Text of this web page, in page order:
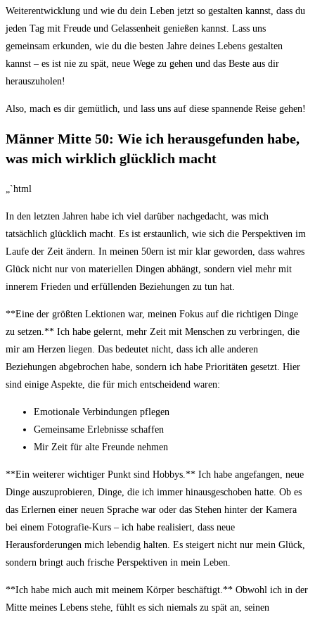
Weiterentwicklung und wie du dein Leben jetzt so gestalten kannst, dass du
jeden Tag mit Freude und Gelassenheit genießen kannst. Lass uns
gemeinsam erkunden, wie du die besten Jahre deines Lebens gestalten
kannst – es ist nie zu spät, neue Wege zu gehen und das Beste aus dir
herauszuholen!
Also, mach es dir gemütlich, und lass uns auf diese spannende Reise gehen!
Männer Mitte 50: Wie ich herausgefunden habe,
was mich wirklich glücklich macht
„`html
In den letzten Jahren habe ich viel darüber nachgedacht, was mich
tatsächlich glücklich macht. Es ist erstaunlich, wie sich die Perspektiven im
Laufe der Zeit ändern. In meinen 50ern ist mir klar geworden, dass wahres
Glück nicht nur von materiellen Dingen abhängt, sondern viel mehr mit
innerem Frieden und erfüllenden Beziehungen zu tun hat.
**Eine der größten Lektionen war, meinen Fokus auf die richtigen Dinge
zu setzen.** Ich habe gelernt, mehr Zeit mit Menschen zu verbringen, die
mir am Herzen liegen. Das bedeutet nicht, dass ich alle anderen
Beziehungen abgebrochen habe, sondern ich habe Prioritäten gesetzt. Hier
sind einige Aspekte, die für mich entscheidend waren:
Emotionale Verbindungen pflegen
Gemeinsame Erlebnisse schaffen
Mir Zeit für alte Freunde nehmen
**Ein weiterer wichtiger Punkt sind Hobbys.** Ich habe angefangen, neue
Dinge auszuprobieren, Dinge, die ich immer hinausgeschoben hatte. Ob es
das Erlernen einer neuen Sprache war oder das Stehen hinter der Kamera
bei einem Fotografie-Kurs – ich habe realisiert, dass neue
Herausforderungen mich lebendig halten. Es steigert nicht nur mein Glück,
sondern bringt auch frische Perspektiven in mein Leben.
**Ich habe mich auch mit meinem Körper beschäftigt.** Obwohl ich in der
Mitte meines Lebens stehe, fühlt es sich niemals zu spät an, seinen